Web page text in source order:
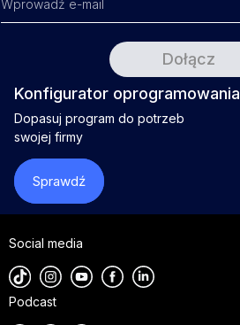
Konfigurator oprogramowania
Dopasuj program do potrzeb
swojej firmy
Sprawdź
Social media
Podcast